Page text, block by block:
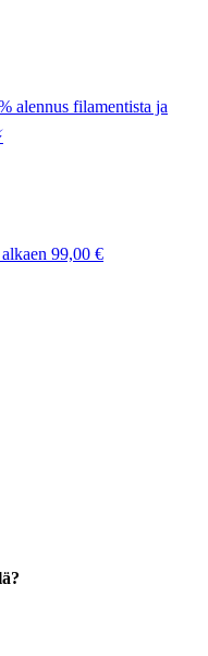
alennus filamentista ja
alkaen 99,00 €